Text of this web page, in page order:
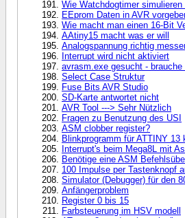
Wie Watchdogtimer simulieren
EEprom Daten in AVR
Wie macht man einen 16-Bit
AAtiny15 macht was er will
Analogspannung richtig
Interrupt wird nicht aktiviert
avrasm.exe gesucht - brauche
Select Case Struktur
Fuse Bits AVR Studio
SD-Karte antwortet nicht
AVR Tool ---> Sehr Nützlich
Fragen zu Benutzung des USI
ASM clobber register?
Blinkprogramm für ATTINY 13
Interrupt's beim Mega8L mit
Benötige eine ASM
100 Impulse per Tastenknopf
Simulator (Debugger) für den
Anfängerproblem
Register 0 bis 15
Farbsteuerung im HSV modell